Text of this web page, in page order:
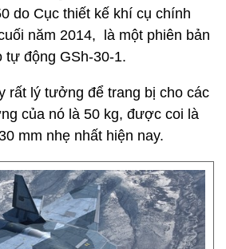
do Cục thiết kế khí cụ chính
năm 2014, là một phiên bản
tự động GSh-30-1.
rất lý tưởng để trang bị cho các
của nó là 50 kg, được coi là
mm nhẹ nhất hiện nay.